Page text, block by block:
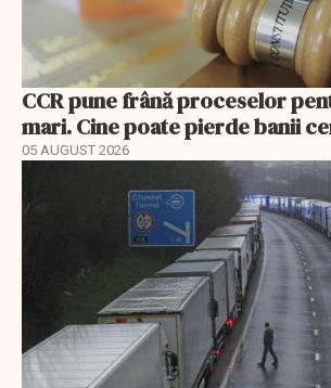
CCR pune frână proceselor
mari. Cine poate pierde banii
05 AUGUST 2026